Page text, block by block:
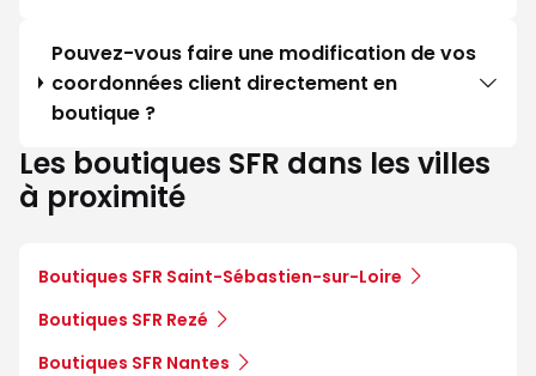
Pouvez-vous faire une modification de vos
coordonnées client directement en
boutique ?
Les boutiques SFR dans les villes
à proximité
Boutiques SFR Saint-Sébastien-sur-Loire
Boutiques SFR Rezé
Boutiques SFR Nantes